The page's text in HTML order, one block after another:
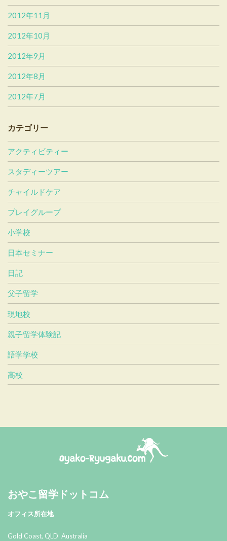
2012年11月
2012年10月
2012年9月
2012年8月
2012年7月
カテゴリー
アクティビティー
スタディーツアー
チャイルドケア
プレイグループ
小学校
日本セミナー
日記
父子留学
現地校
親子留学体験記
語学学校
高校
おやこ留学ドットコム
オフィス所在地
Gold Coast, QLD Australia